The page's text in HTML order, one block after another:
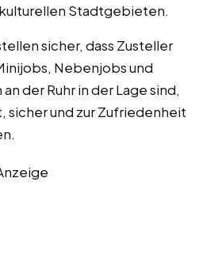
Stadtgebieten.
sicher, dass Zusteller
Nebenjobs und
der Ruhr in der Lage sind,
sicher und zur Zufriedenheit